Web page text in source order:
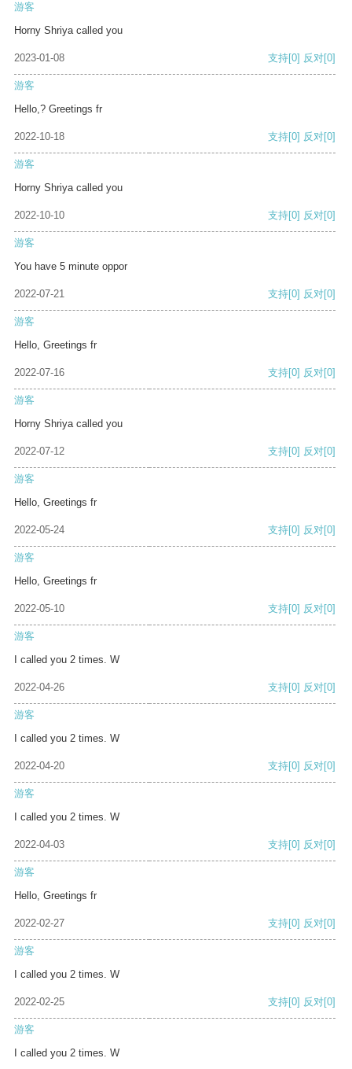
游客
Horny Shriya called you
2023-01-08 支持[0] 反对[0]
游客
Hello,? Greetings fr
2022-10-18 支持[0] 反对[0]
游客
Horny Shriya called you
2022-10-10 支持[0] 反对[0]
游客
You have 5 minute oppor
2022-07-21 支持[0] 反对[0]
游客
Hello, Greetings fr
2022-07-16 支持[0] 反对[0]
游客
Horny Shriya called you
2022-07-12 支持[0] 反对[0]
游客
Hello, Greetings fr
2022-05-24 支持[0] 反对[0]
游客
Hello, Greetings fr
2022-05-10 支持[0] 反对[0]
游客
I called you 2 times. W
2022-04-26 支持[0] 反对[0]
游客
I called you 2 times. W
2022-04-20 支持[0] 反对[0]
游客
I called you 2 times. W
2022-04-03 支持[0] 反对[0]
游客
Hello, Greetings fr
2022-02-27 支持[0] 反对[0]
游客
I called you 2 times. W
2022-02-25 支持[0] 反对[0]
游客
I called you 2 times. W